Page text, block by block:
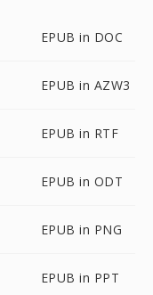
EPUB in DOC
EPUB in AZW3
EPUB in RTF
EPUB in ODT
EPUB in PNG
EPUB in PPT